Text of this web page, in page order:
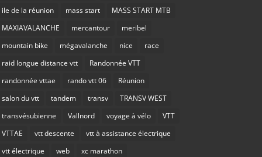
ile de la réunion mass start
MASS START MTB
MAXIAVALANCHE
mercantour
meribel
mountain bike
mégavalanche nice
race
raid longue distance vtt
Randonnée VTT
randonnée vttae
rando vtt 06
Réunion
salon du vtt
tandem transv
TRANSV WEST
transvésubienne
Vallnord voyage à vélo
VTT
VTTAE
vtt descente
vtt à assistance électrique
vtt électrique
web xc marathon